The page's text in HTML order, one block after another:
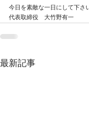
今日を素敵な一日にして下さ
代表取締役　大竹野有一
最新記事